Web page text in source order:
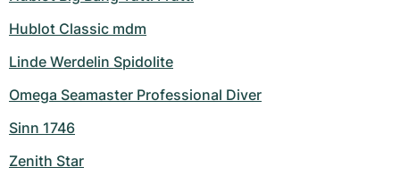
Hublot Classic mdm
Linde Werdelin Spidolite
Omega Seamaster Professional Diver
Sinn 1746
Zenith Star